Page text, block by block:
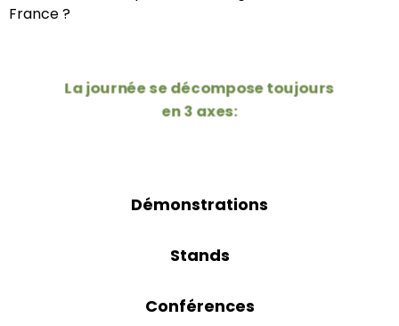
France ?
La journée se décompose toujours
en 3 axes:
Démonstrations
Stands
Conférences